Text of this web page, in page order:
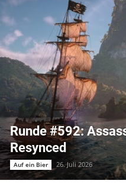
Runde #592:
Resynced
Auf ein Bier 26. Juli 2026